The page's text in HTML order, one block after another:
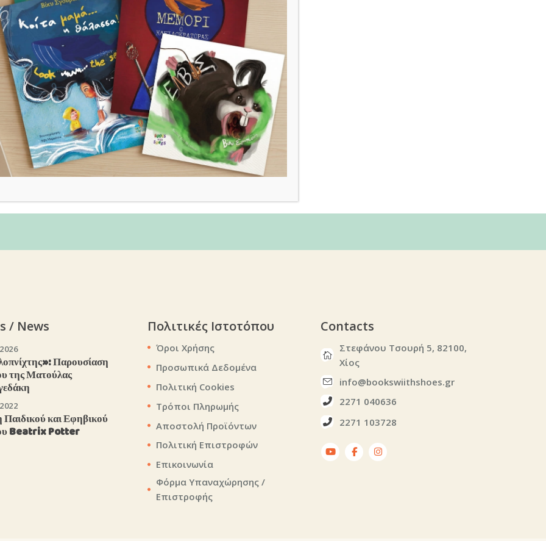
στο Τρένο -The
Girl on the Train
220,00€
/ News
Παρουσίαση
της Ματούλας
Παιδικού και Εφηβικού
Beatrix Potter
Πολιτικές Ιστοτόπου
Όροι Χρήσης
Προσωπικά Δεδομένα
Πολιτική Cookies
Τρόποι Πληρωμής
Αποστολή Προϊόντων
Πολιτική Επιστροφών
Επικοινωνία
Φόρμα Υπαναχώρησης /
Επιστροφής
Contacts
Στεφάνου Τσουρή 5, 82100,
Χίος
info@bookswiithshoes.gr
2271 040636
2271 103728